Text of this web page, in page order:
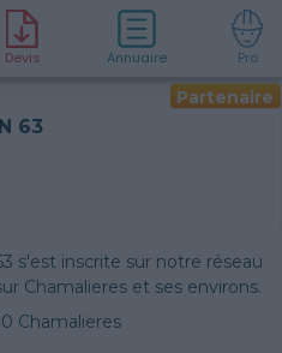
Devis Annuaire Pro
Partenaire
63
s'est inscrite sur notre réseau
Chamalieres et ses environs.
Chamalieres